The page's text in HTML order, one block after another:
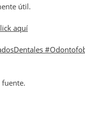
útil.
aquí